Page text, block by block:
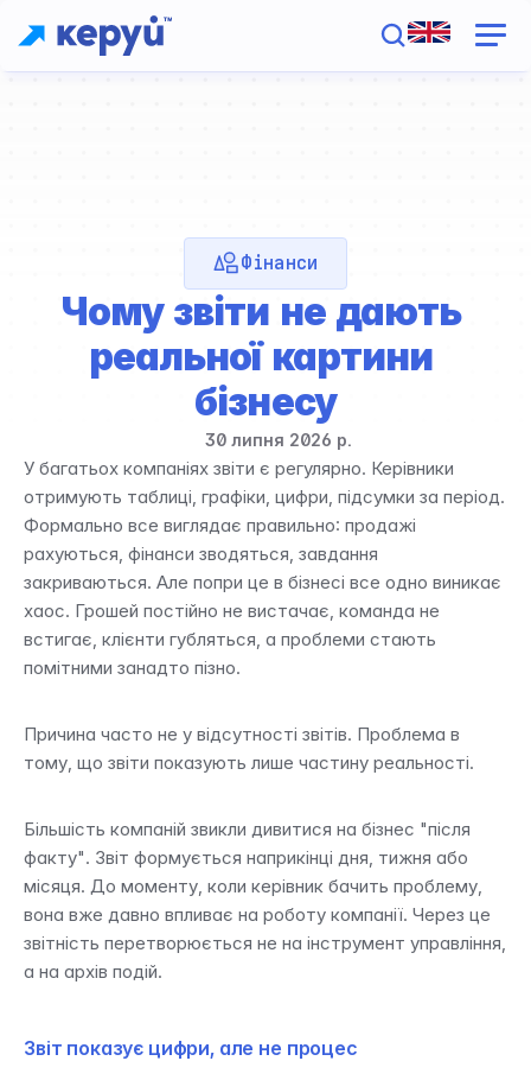
Фінанси
Чому звіти не дають
реальної картини
бізнесу
30 липня 2026 р.
У багатьох компаніях звіти є регулярно. Керівники
отримують таблиці, графіки, цифри, підсумки за період.
Формально все виглядає правильно: продажі
рахуються, фінанси зводяться, завдання
закриваються. Але попри це в бізнесі все одно виникає
хаос. Грошей постійно не вистачає, команда не
встигає, клієнти губляться, а проблеми стають
помітними занадто пізно.
Причина часто не у відсутності звітів. Проблема в
тому, що звіти показують лише частину реальності.
Більшість компаній звикли дивитися на бізнес "після
факту". Звіт формується наприкінці дня, тижня або
місяця. До моменту, коли керівник бачить проблему,
вона вже давно впливає на роботу компанії. Через це
звітність перетворюється не на інструмент управління,
а на архів подій.
Звіт показує цифри, але не процес